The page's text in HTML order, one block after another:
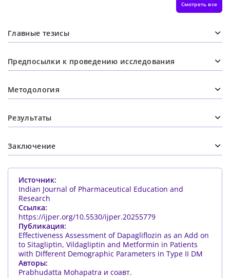
Смотреть все
Главные тезисы
Предпосылки к проведению исследования
Методология
Результаты
Заключение
Источник:
Indian Journal of Pharmaceutical Education and
Research
Ссылка:
https://ijper.org/10.5530/ijper.20255779
Публикация:
Effectiveness Assessment of Dapagliflozin as an Add on
to Sitagliptin, Vildagliptin and Metformin in Patients
with Different Demographic Parameters in Type II DM
Авторы:
Prabhudatta Mohapatra и соавт.